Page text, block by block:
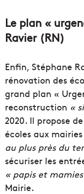
Le plan «
Ravier (RN)
Enfin, Stéphane
rénovation des
grand plan «
reconstruction «
2020. Il propose
écoles aux
au plus près du
sécuriser les
« papis et
Mairie.